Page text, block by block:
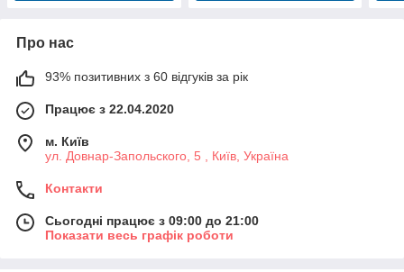
Про нас
93% позитивних з 60 відгуків за рік
Працює з 22.04.2020
м. Київ
ул. Довнар-Запольского, 5 , Київ, Україна
Контакти
Сьогодні працює з 09:00 до 21:00
Показати весь графік роботи